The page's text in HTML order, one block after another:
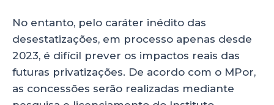
No entanto, pelo caráter inédito das
desestatizações, em processo apenas desde
2023, é difícil prever os impactos reais das
futuras privatizações. De acordo com o MPor,
as concessões serão realizadas mediante